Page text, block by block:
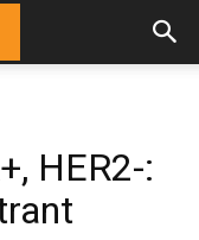
HER2-: